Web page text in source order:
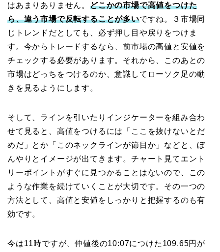
はあまりありません。どこかの市場で高値をつけた
ら、違う市場で反転することが多いですね。３市場同
じトレンドだとしても、必ず押し目や戻りをつけま
す。今からトレードするなら、前市場の高値と安値を
チェックする必要があります。それから、このあとの
市場はどっちをつけるのか、意識してローソク足の動
きを見るようにします。
そして、ラインを引いたりインジケーターを組み合わ
せて見ると、高値をつけるには「ここを抜けないとだ
めだ」とか「このネックラインが節目か」などと、ぼ
んやりとイメージが出てきます。チャート見てエント
リーポイントがすぐに見つかることはないので、この
ような作業を続けていくことが大切です。その一つの
方法として、高値と安値をしっかりと把握するのも有
効です。
今は11時ですが、仲値後の10:07につけた109.65円が